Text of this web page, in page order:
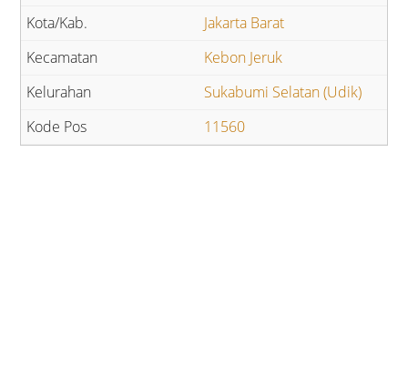
Jakarta Barat
Kebon Jeruk
Sukabumi Selatan (Udik)
11560